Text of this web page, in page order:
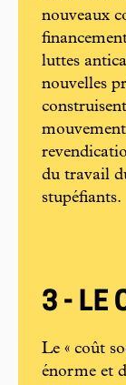
nouveaux
luttes
nouvelles
du travail
stupéfiants.
3 - LE
Le « coût
énorme et